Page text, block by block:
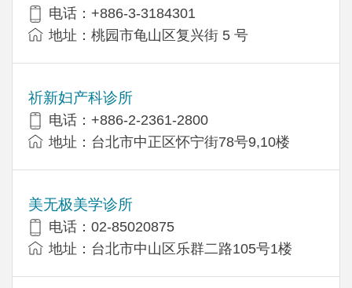
电话：+886-3-3184301
地址：桃园市龟山区复兴街 5 号
祈新妇产科诊所
电话：+886-2-2361-2800
地址：台北市中正区怀宁街78号9,10楼
美无极美学诊所
电话：02-85020875
地址：台北市中山区乐群二路105号1楼